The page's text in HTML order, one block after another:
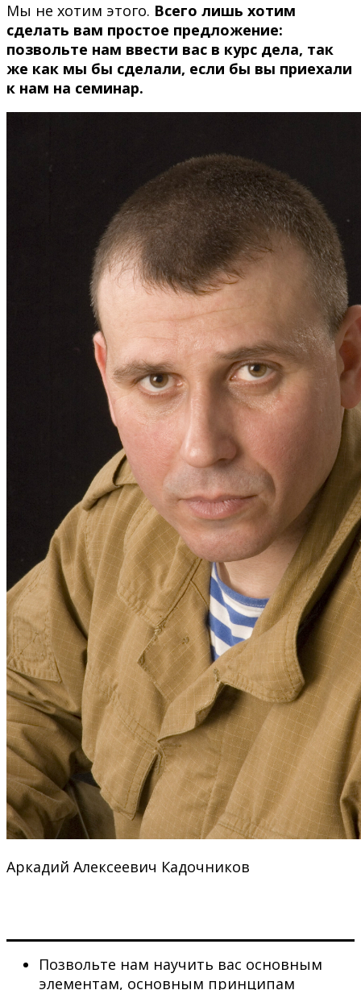
Мы не хотим этого. Всего лишь хотим
сделать вам простое предложение:
позвольте нам ввести вас в курс дела, так
же как мы бы сделали, если бы вы приехали
к нам на семинар.
Аркадий Алексеевич Кадочников
Позвольте нам научить вас основным
элементам, основным принципам